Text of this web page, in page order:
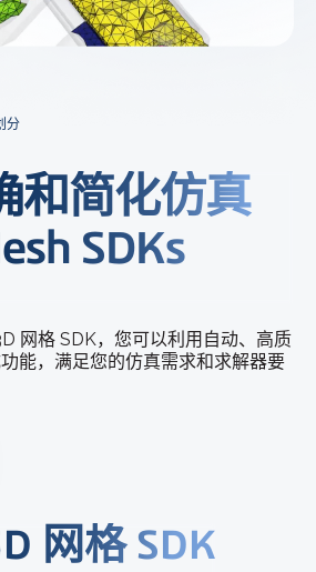
分
和简化仿真
SDKs
网格 SDK，您可以利用自动、高质
能，满足您的仿真需求和求解器要
网格 SDK